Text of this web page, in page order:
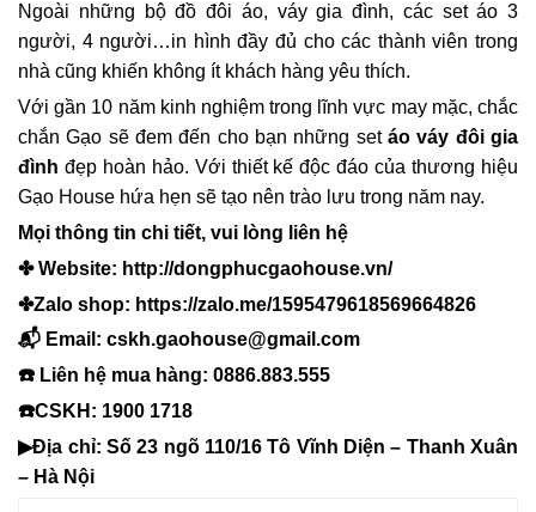
Ngoài những bộ đồ đôi áo, váy gia đình, các set áo 3
người, 4 người…in hình đầy đủ cho các thành viên trong
nhà cũng khiến không ít khách hàng yêu thích.
Với gần 10 năm kinh nghiệm trong lĩnh vực may mặc, chắc
chắn Gạo sẽ đem đến cho bạn những set áo váy đôi gia
đình đẹp hoàn hảo. Với thiết kế độc đáo của thương hiệu
Gạo House hứa hẹn sẽ tạo nên trào lưu trong năm nay.
Mọi thông tin chi tiết, vui lòng liên hệ
✤ Website: http://dongphucgaohouse.vn/
✤Zalo shop: https://zalo.me/1595479618569664826
📬 Email: cskh.gaohouse@gmail.com
☎️ Liên hệ mua hàng: 0886.883.555
☎️CSKH: 1900 1718
▶Địa chỉ: Số 23 ngõ 110/16 Tô Vĩnh Diện – Thanh Xuân
– Hà Nội